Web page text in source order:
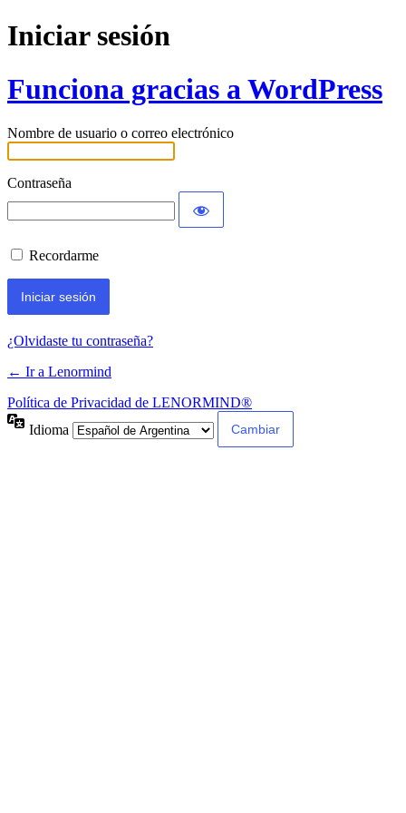
Iniciar sesión
Funciona gracias a WordPress
Nombre de usuario o correo electrónico
Contraseña
Recordarme
¿Olvidaste tu contraseña?
← Ir a Lenormind
Política de Privacidad de LENORMIND®
Idioma